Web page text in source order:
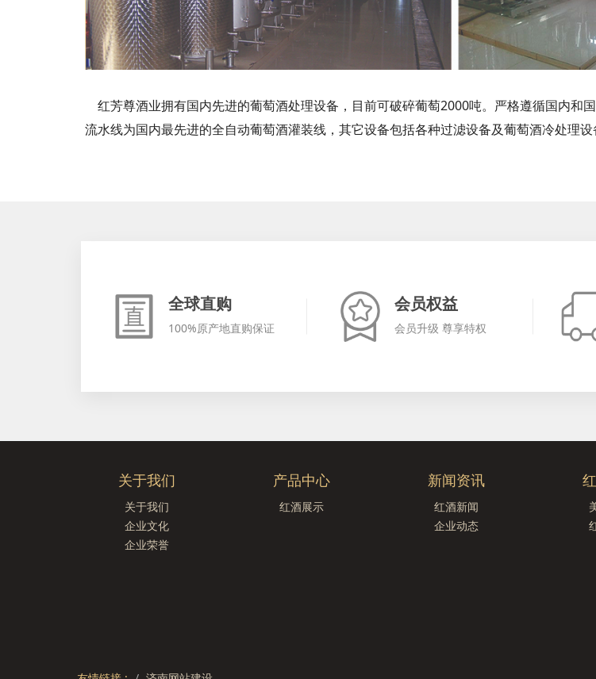
红芳尊酒业拥有国内先进的葡萄酒处理设备，目前可破碎葡萄2000吨。严格遵循国内和
流水线为国内最先进的全自动葡萄酒灌装线，其它设备包括各种过滤设备及葡萄酒冷处理
全球直购
100%原产地直购保证
会员权益
会员升级 尊享特权
关于我们
关于我们
企业文化
企业荣誉
产品中心
红酒展示
新闻资讯
红酒新闻
企业动态